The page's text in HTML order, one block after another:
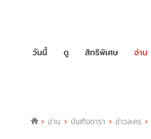
วันนี้ ดู สิทธิพิเศษ อ่าน
อ่าน บันเทิงดารา ข่าวละคร